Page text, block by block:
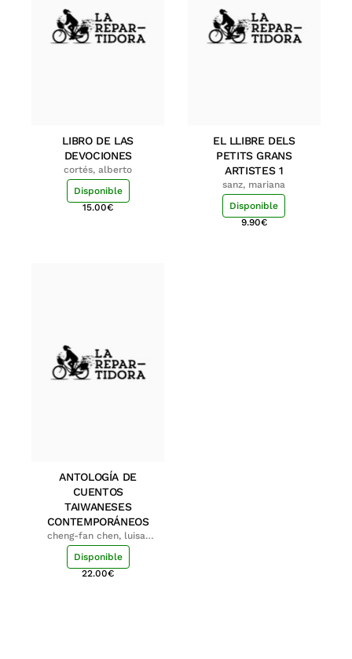
LIBRO DE LAS
DEVOCIONES
cortés, alberto
Disponible
15.00€
EL LLIBRE DELS
PETITS GRANS
ARTISTES 1
sanz, mariana
Disponible
9.90€
ANTOLOGÍA DE
CUENTOS
TAIWANESES
CONTEMPORÁNEOS
cheng-fan chen, luisa;
shu-ying chang, luisa
Disponible
22.00€